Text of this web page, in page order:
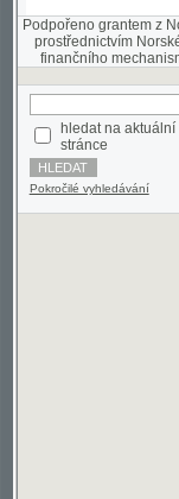
hledat na aktuální
stránce
Pokročilé vyhledávání